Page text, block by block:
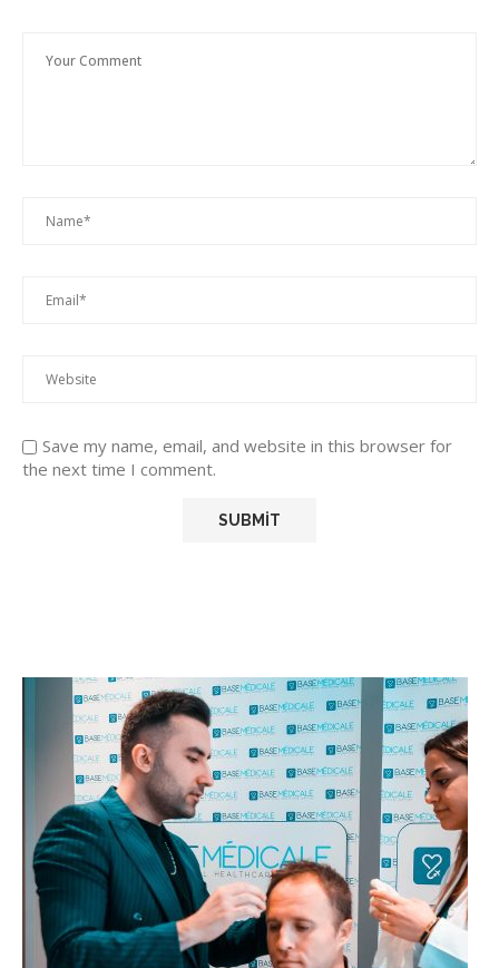
Save my name, email, and website in this browser for
the next time I comment.